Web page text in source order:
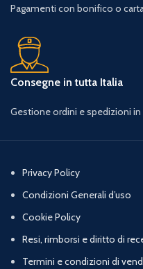
Pagamenti con bonifico o
Consegne in tutta Italia
Gestione ordini e spedizioni
Privacy Policy
Condizioni Generali d’uso
Cookie Policy
Resi, rimborsi e diritto di
Termini e condizioni di